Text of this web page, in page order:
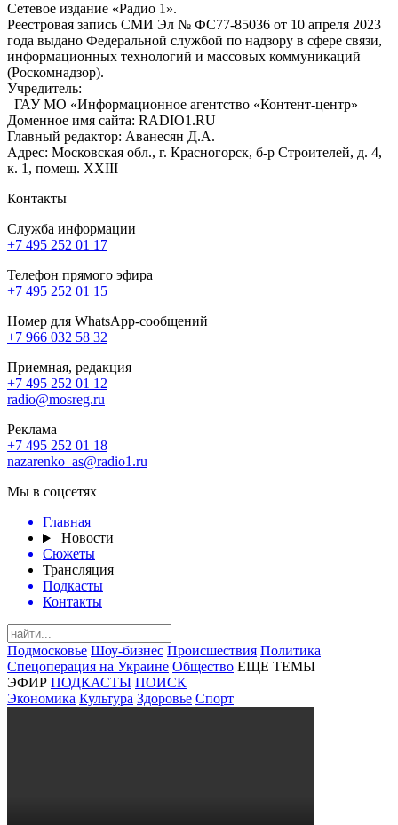
Сетевое издание «Радио 1».
Реестровая запись СМИ Эл № ФС77-85036 от 10 апреля 2023
года выдано Федеральной службой по надзору в сфере связи,
информационных технологий и массовых коммуникаций
(Роскомнадзор).
Учредитель:
ГАУ МО «Информационное агентство «Контент-центр»
Доменное имя сайта: RADIO1.RU
Главный редактор: Аванесян Д.А.
Адрес: Московская обл., г. Красногорск, б-р Строителей, д. 4,
к. 1, помещ. XXIII
Контакты
Служба информации
+7 495 252 01 17
Телефон прямого эфира
+7 495 252 01 15
Номер для WhatsApp-сообщений
+7 966 032 58 32
Приемная, редакция
+7 495 252 01 12
radio@mosreg.ru
Реклама
+7 495 252 01 18
nazarenko_as@radio1.ru
Мы в соцсетях
Главная
Новости
Сюжеты
Трансляция
Подкасты
Контакты
Подмосковье Шоу-бизнес Происшествия Политика
Спецоперация на Украине Общество ЕЩЕ ТЕМЫ
ЭФИР ПОДКАСТЫ ПОИСК
Экономика Культура Здоровье Спорт